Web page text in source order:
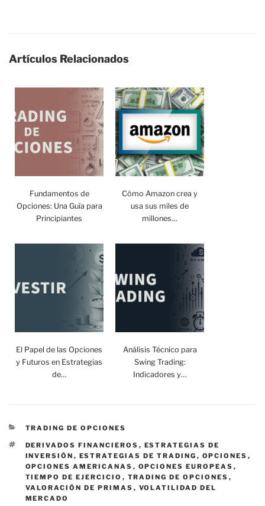
Artículos Relacionados
Fundamentos de
Opciones: Una Guía para
Principiantes
Cómo Amazon crea y
usa sus miles de
millones…
El Papel de las Opciones
y Futuros en Estrategias
de…
Análisis Técnico para
Swing Trading:
Indicadores y…
CATEGORÍAS
TRADING DE OPCIONES
ETIQUETAS
DERIVADOS FINANCIEROS , ESTRATEGIAS DE
INVERSIÓN , ESTRATEGIAS DE TRADING , OPCIONES ,
OPCIONES AMERICANAS , OPCIONES EUROPEAS ,
TIEMPO DE EJERCICIO , TRADING DE OPCIONES ,
VALORACIÓN DE PRIMAS , VOLATILIDAD DEL
MERCADO